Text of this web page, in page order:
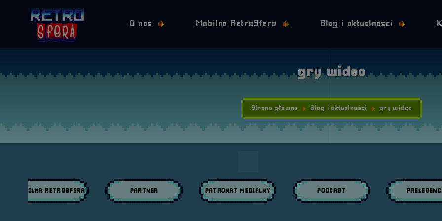
O nas Mobilna RetroSfera Blog i aktualności
gry wideo
Strona główna Blog i aktualności gry wideo
MOBILNA RETROSFERA PARTNER PATRONAT MEDIALNY PODCAST